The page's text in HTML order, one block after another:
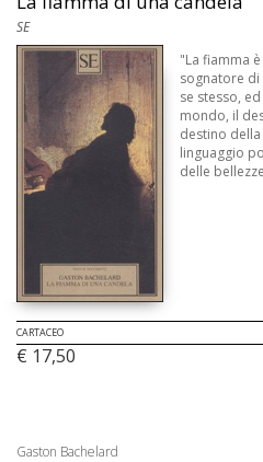
SE
"La fiamma
sognatore
se stesso,
mondo, il
destino
linguaggio
delle
CARTACEO
€ 17,50
Gaston Bachelard